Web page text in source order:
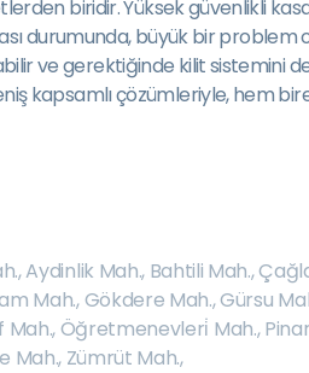
biridir. Yüksek güvenlikli
durumunda, büyük bir
ve gerektiğinde kilit sistemini
kapsamlı çözümleriyle, hem
,Aydinlik Mah., Bahtili Mah.,
Mah.,Gökdere Mah.,Gürsu
Mah.,Öğretmenevleri̇ Mah.,
Mah., Zümrüt Mah.,